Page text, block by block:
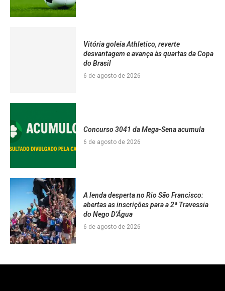
Vitória goleia Athletico, reverte
desvantagem e avança às quartas da Copa
do Brasil
6 de agosto de 2026
Concurso 3041 da Mega-Sena acumula
6 de agosto de 2026
A lenda desperta no Rio São Francisco:
abertas as inscrições para a 2ª Travessia
do Nego D’Água
6 de agosto de 2026